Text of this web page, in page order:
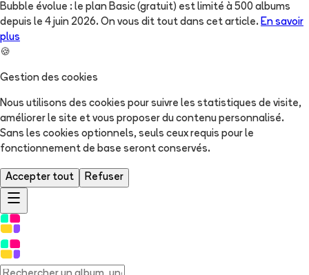
Bubble évolue : le plan Basic (gratuit) est limité à 500 albums
depuis le 4 juin 2026. On vous dit tout dans cet article. En savoir
plus
🍪
Gestion des cookies
Nous utilisons des cookies pour suivre les statistiques de visite,
améliorer le site et vous proposer du contenu personnalisé.
Sans les cookies optionnels, seuls ceux requis pour le
fonctionnement de base seront conservés.
Accepter tout Refuser